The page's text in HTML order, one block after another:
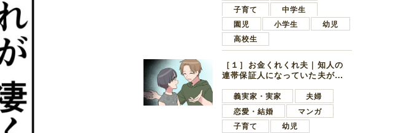
子育て
中学生
園児
小学生
幼児
高校生
［１］お金くれくれ夫｜知人の
連帯保証人になっていた夫が家
言ってきた
義実家・実家
夫婦
恋愛・結婚
マンガ
子育て
幼児